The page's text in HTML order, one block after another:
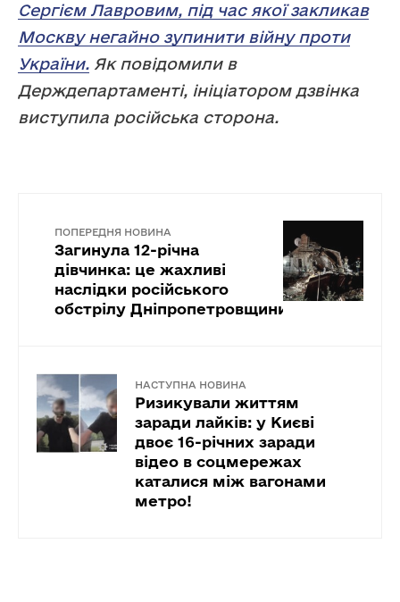
Сергієм Лавровим, під час якої закликав
Москву негайно зупинити війну проти
України. Як повідомили в
Держдепартаменті, ініціатором дзвінка
виступила російська сторона.
ПОПЕРЕДНЯ НОВИНА
Загинула 12-річна
дівчинка: це жахливі
наслідки російського
обстрілу Дніпропетровщини!
НАСТУПНА НОВИНА
Ризикували життям
заради лайків: у Києві
двоє 16-річних заради
відео в соцмережах
каталися між вагонами
метро!